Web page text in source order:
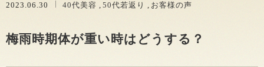
2023.06.30 40代美容 50代若返り お客様の声
梅雨時期体が重い時はどうする？